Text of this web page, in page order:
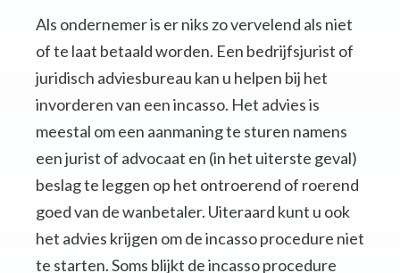
Als ondernemer is er niks zo vervelend als niet
of te laat betaald worden. Een bedrijfsjurist of
juridisch adviesbureau kan u helpen bij het
invorderen van een incasso. Het advies is
meestal om een aanmaning te sturen namens
een jurist of advocaat en (in het uiterste geval)
beslag te leggen op het ontroerend of roerend
goed van de wanbetaler. Uiteraard kunt u ook
het advies krijgen om de incasso procedure niet
te starten. Soms blijkt de incasso procedure